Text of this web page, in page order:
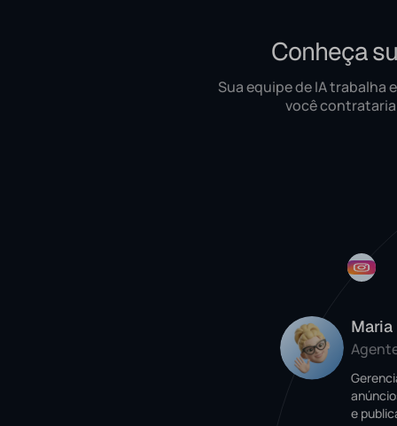
Conheça
Sua equipe de IA trabalha
você contrataria
Maria
e